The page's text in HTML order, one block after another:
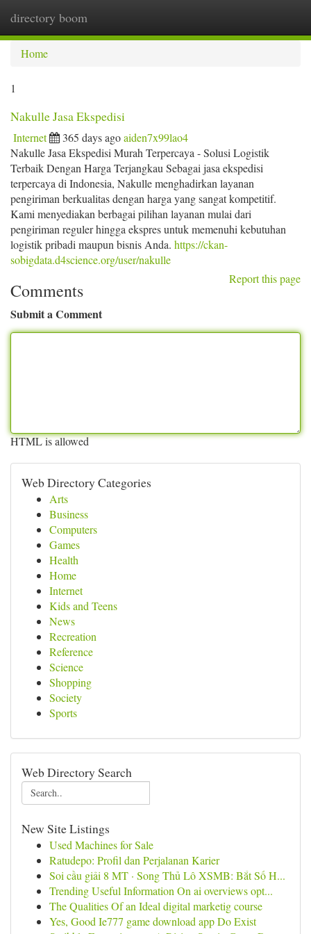
directory boom
Home
1
Nakulle Jasa Ekspedisi
Internet 365 days agoaiden7x99lao4
Nakulle Jasa Ekspedisi Murah Terpercaya - Solusi Logistik
Terbaik Dengan Harga Terjangkau Sebagai jasa ekspedisi
terpercaya di Indonesia, Nakulle menghadirkan layanan
pengiriman berkualitas dengan harga yang sangat kompetitif.
Kami menyediakan berbagai pilihan layanan mulai dari
pengiriman reguler hingga ekspres untuk memenuhi kebutuhan
logistik pribadi maupun bisnis Anda. https://ckan-
sobigdata.d4science.org/user/nakulle
Report this page
Comments
Submit a Comment
HTML is allowed
Web Directory Categories
Arts
Business
Computers
Games
Health
Home
Internet
Kids and Teens
News
Recreation
Reference
Science
Shopping
Society
Sports
Web Directory Search
New Site Listings
Used Machines for Sale
Ratudepo: Profil dan Perjalanan Karier
Soi cầu giải 8 MT · Song Thủ Lô XSMB: Bắt Số H...
Trending Useful Information On ai overviews opt...
The Qualities Of an Ideal digital marketig course
Yes, Good Ie777 game download app Do Exist